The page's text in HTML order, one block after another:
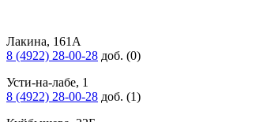
Лакина, 161А
8 (4922) 28-00-28 доб. (0)
Усти-на-лабе, 1
8 (4922) 28-00-28 доб. (1)